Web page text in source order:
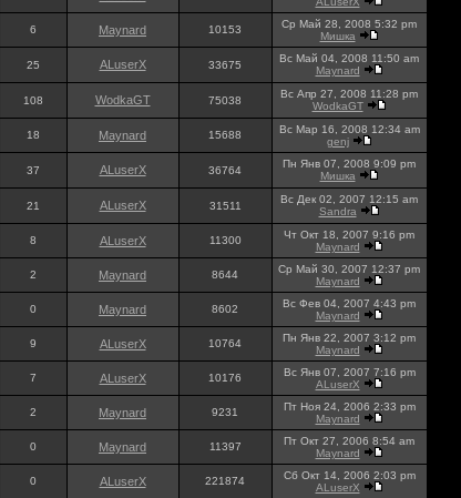
6 Maynard 10153
Ср Май 28, 2008 5:32 pm
Мишка
25 ALuserX 33675
Вс Май 04, 2008 11:50 am
Maynard
108 WodkaGT 75038
Вс Апр 27, 2008 11:28 pm
WodkaGT
18 Maynard 15688
Вс Мар 16, 2008 12:34 am
genj
37 ALuserX 36764
Пн Янв 07, 2008 9:09 pm
Мишка
21 ALuserX 31511
Вс Дек 02, 2007 12:15 am
Sandra
8 ALuserX 11300
Чт Окт 18, 2007 9:16 pm
Maynard
2 Maynard 8644
Ср Май 30, 2007 12:37 pm
Maynard
0 Maynard 8602
Вс Фев 04, 2007 4:43 pm
Maynard
9 ALuserX 10764
Пн Янв 22, 2007 3:12 pm
Maynard
7 ALuserX 10176
Вс Янв 07, 2007 7:16 pm
ALuserX
2 Maynard 9231
Пт Ноя 24, 2006 2:33 pm
Maynard
0 Maynard 11397
Пт Окт 27, 2006 8:54 am
Maynard
0 ALuserX 221874
Сб Окт 14, 2006 2:03 pm
ALuserX